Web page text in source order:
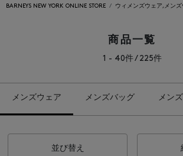
BARNEYS NEW YORK ONLINE STORE ウィメンズウェア,メンズ
商品一覧
1 - 40件 / 225件
メンズウェア メンズバッグ メン
並び替え